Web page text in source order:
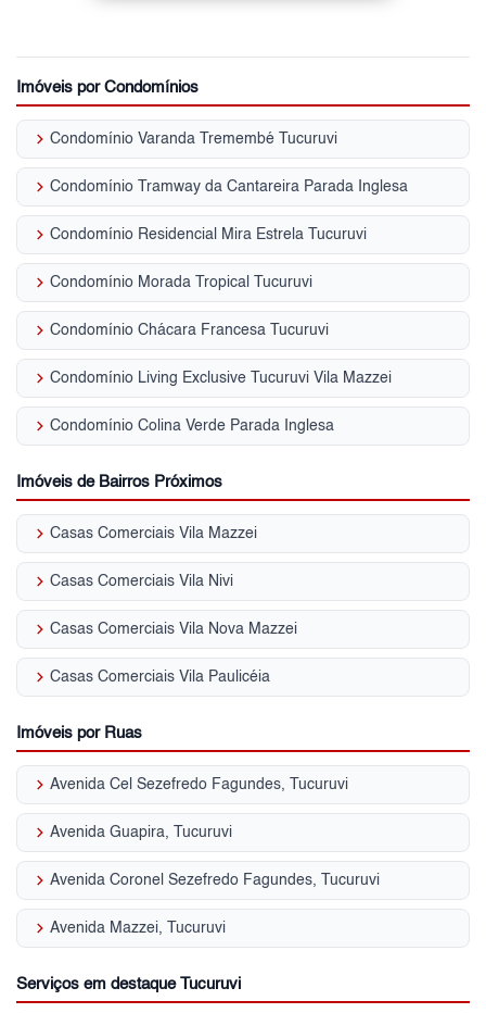
Imóveis por Condomínios
keyboard_arrow_right Condomínio Varanda Tremembé Tucuruvi
keyboard_arrow_right Condomínio Tramway da Cantareira Parada Inglesa
keyboard_arrow_right Condomínio Residencial Mira Estrela Tucuruvi
keyboard_arrow_right Condomínio Morada Tropical Tucuruvi
keyboard_arrow_right Condomínio Chácara Francesa Tucuruvi
keyboard_arrow_right Condomínio Living Exclusive Tucuruvi Vila Mazzei
keyboard_arrow_right Condomínio Colina Verde Parada Inglesa
Imóveis de Bairros Próximos
keyboard_arrow_right Casas Comerciais Vila Mazzei
keyboard_arrow_right Casas Comerciais Vila Nivi
keyboard_arrow_right Casas Comerciais Vila Nova Mazzei
keyboard_arrow_right Casas Comerciais Vila Paulicéia
Imóveis por Ruas
keyboard_arrow_right Avenida Cel Sezefredo Fagundes, Tucuruvi
keyboard_arrow_right Avenida Guapira, Tucuruvi
keyboard_arrow_right Avenida Coronel Sezefredo Fagundes, Tucuruvi
keyboard_arrow_right Avenida Mazzei, Tucuruvi
Serviços em destaque Tucuruvi